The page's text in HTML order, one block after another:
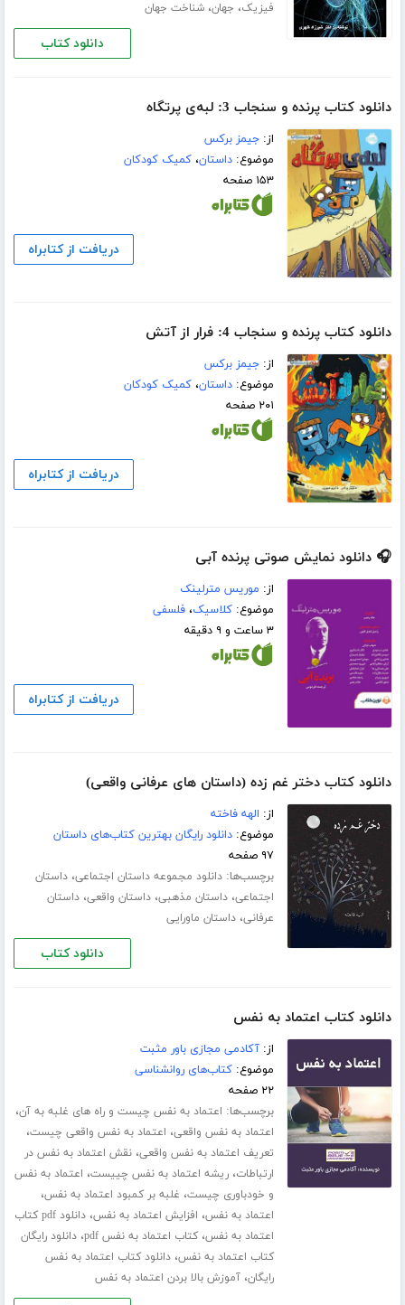
فیزیک، جهان،شناخت جهان
دانلود کتاب
دانلود کتاب پرنده و سنجاب 3: لبه‌ی پرتگاه
از:جیمز برکس
موضوع:داستان،کمیک کودکان
۱۵۳ صفحه
دریافت از کتابراه
دانلود کتاب پرنده و سنجاب 4: فرار از آتش
از:جیمز برکس
موضوع:داستان،کمیک کودکان
۲۰۱ صفحه
دریافت از کتابراه
🎧 دانلود نمایش صوتی پرنده آبی
از: موریس مترلینک
موضوع:کلاسیک،فلسفی
۳ ساعت و ۹ دقیقه
دریافت از کتابراه
دانلود کتاب دختر غم زده (داستان های عرفانی واقعی)
از: الهه فاخته
موضوع:دانلود رایگان بهترین کتاب‌های داستان
۹۷ صفحه
برچسب‌ها:دانلود مجموعه داستان اجتماعی،داستان
اجتماعی،داستان مذهبی،داستان واقعی،داستان
عرفانی،داستان ماورایی
دانلود کتاب
دانلود کتاب اعتماد به نفس
از:آکادمی مجازی باور مثبت
موضوع:کتاب‌های روانشناسی
۲۲ صفحه
برچسب‌ها: اعتماد به نفس چیست و راه های غلبه به آن،
اعتماد به نفس واقعی، اعتماد به نفس واقعی چیست،
تعریف اعتماد به نفس واقعی،نقش اعتماد به نفس در
ارتباطات،ریشه اعتماد به نفس چییست، اعتماد به نفس
و خودباوری چیست، غلبه بر کمبود اعتماد به نفس،
اعتماد به نفس، افزایش اعتماد به نفس،
دانلود pdf کتاب
اعتماد به نفس،کتاب اعتماد به نفس pdf ،دانلود رایگان
کتاب اعتماد به نفس،دانلود کتاب اعتماد به نفس
رایگان،آموزش بالا بردن اعتماد به نفس